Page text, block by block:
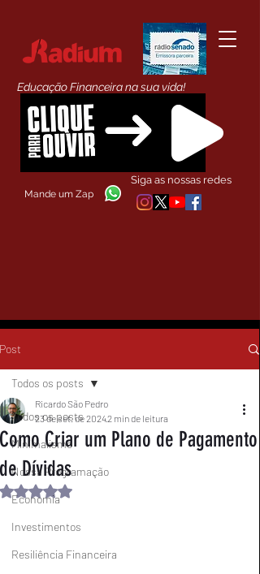
Educação Financeira na sua vida!
Siga as nossas redes
Mande um Zap
Post
Todos os posts
Minimalismo
Nossa Programação
Economia
Investimentos
Resiliência Financeira
Todos os posts
Como Criar um Plano de Pagamento
de Dívidas
Ricardo São Pedro
23 de set. de 20242 min de leitura
Avaliado com NaN de 5 estrelas.